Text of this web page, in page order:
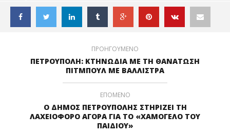
ΠΡΟΗΓΟΥΜΕΝΟ
ΠΕΤΡΟΥΠΟΛΗ: ΚΤΗΝΩΔΙΑ ΜΕ ΤΗ ΘΑΝΑΤΩΣΗ
ΠΙΤΜΠΟΥΛ ΜΕ ΒΑΛΛΙΣΤΡΑ
ΕΠΟΜΕΝΟ
Ο ΔΗΜΟΣ ΠΕΤΡΟΥΠΟΛΗΣ ΣΤΗΡΙΖΕΙ ΤΗ
ΛΑΧΕΙΟΦΟΡΟ ΑΓΟΡΑ ΓΙΑ ΤΟ «ΧΑΜΟΓΕΛΟ ΤΟΥ
ΠΑΙΔΙΟΥ»